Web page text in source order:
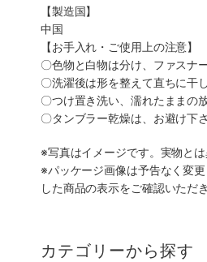
【製造国】
中国
【お手入れ・ご使用上の注意】
〇色物と白物は分け、ファスナ
〇洗濯後は形を整えて直ちに干
〇つけ置き洗い、濡れたままの
〇タンブラー乾燥は、お避け下さ
※写真はイメージです。実物とは
※パッケージ画像は予告なく変
した商品の表示をご確認いただ
カテゴリーから探す